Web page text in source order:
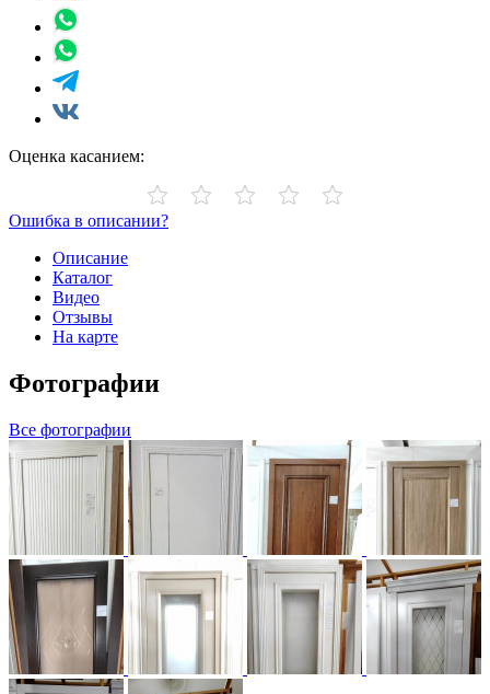
Оценка касанием:
Ошибка в описании?
Описание
Каталог
Видео
Отзывы
На карте
Фотографии
Все фотографии